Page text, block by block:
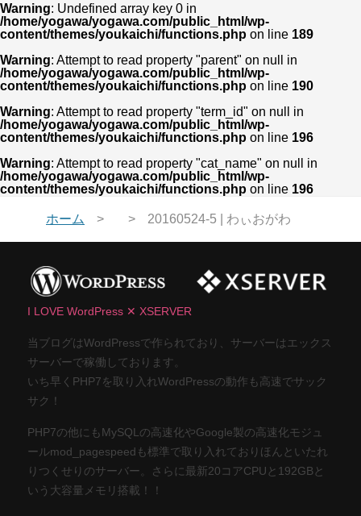
Warning: Undefined array key 0 in
/home/yogawa/yogawa.com/public_html/wp-
content/themes/youkaichi/functions.php on line 189
Warning: Attempt to read property "parent" on null in
/home/yogawa/yogawa.com/public_html/wp-
content/themes/youkaichi/functions.php on line 190
Warning: Attempt to read property "term_id" on null in
/home/yogawa/yogawa.com/public_html/wp-
content/themes/youkaichi/functions.php on line 196
Warning: Attempt to read property "cat_name" on null in
/home/yogawa/yogawa.com/public_html/wp-
content/themes/youkaichi/functions.php on line 196
ホーム 20160524-5 | わぃおがわ
I LOVE WordPress ✕ XSERVER
当ブログはWordPressで作られており、サーバーはエックス
サーバーで稼働しております。
いち早くPHP7を取り入れWordPressの動作も高速でサック
サク！
PHP7の他にもMySQLの高速化やGoogle製の高速化モジュ
ールmod_pagespeedも標準で取り入れておりほんといたれ
りつくせりのサーバー。さらに最新20コアCPUと192GBと
いう大容量メモリ搭載！！